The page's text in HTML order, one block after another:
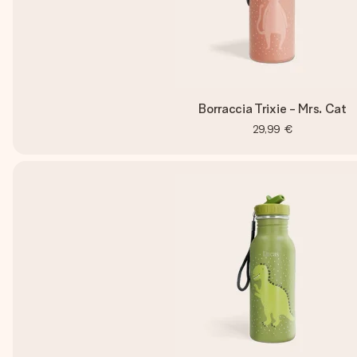
Borraccia Trixie - Mrs. Cat
29,99 €